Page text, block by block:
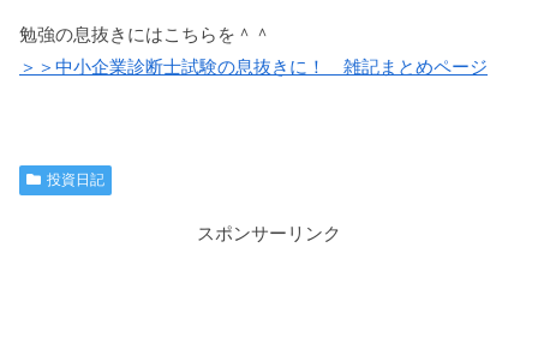
勉強の息抜きにはこちらを＾＾
＞＞中小企業診断士試験の息抜きに！ 雑記まとめページ
投資日記
スポンサーリンク